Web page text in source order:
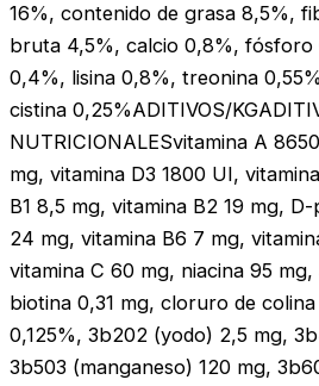
16%, contenido de grasa 8,5%,
bruta 4,5%, calcio 0,8%, fósforo
0,4%, lisina 0,8%, treonina
cistina 0,25%ADITIVOS/
NUTRICIONALESvitamina A
mg, vitamina D3 1800 UI,
B1 8,5 mg, vitamina B2 19 mg,
24 mg, vitamina B6 7 mg,
vitamina C 60 mg, niacina 95
biotina 0,31 mg, cloruro de
0,125%, 3b202 (yodo) 2,5 mg,
3b503 (manganeso) 120 mg,